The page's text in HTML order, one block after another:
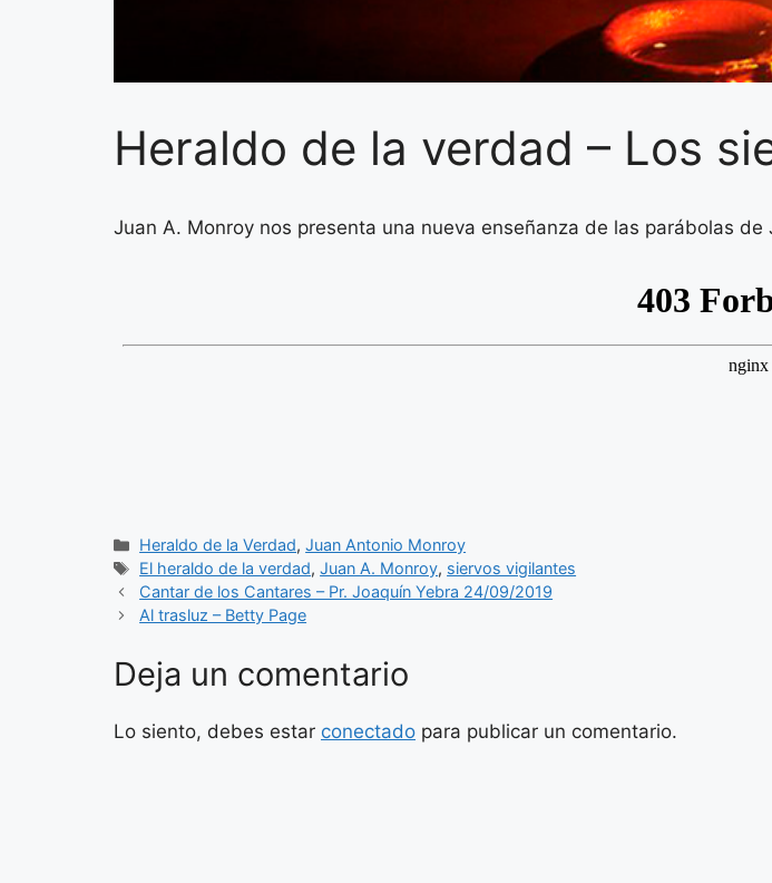
Heraldo de la verdad – Los
Juan A. Monroy nos presenta una nueva enseñanza de las parábolas
Categorías
Heraldo de la Verdad,Juan Antonio Monroy
Etiquetas
El heraldo de la verdad,Juan A. Monroy, siervos vigilantes
Cantar de los Cantares – Pr. Joaquín Yebra 24/09/2019
Al trasluz – Betty Page
Deja un comentario
Lo siento, debes estar conectado para publicar un comentario.